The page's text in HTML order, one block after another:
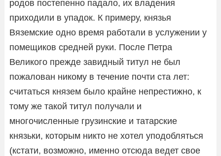
родов постепенно падало, их владения
приходили в упадок. К примеру, князья
Вяземские одно время работали в услужении у
помещиков средней руки. После Петра
Великого прежде завидный титул не был
пожалован никому в течение почти ста лет:
считаться князем было крайне непрестижно, к
тому же такой титул получали и
многочисленные грузинские и татарские
князьки, которым никто не хотел уподобляться
(кстати, возможно, именно отсюда ведет свое